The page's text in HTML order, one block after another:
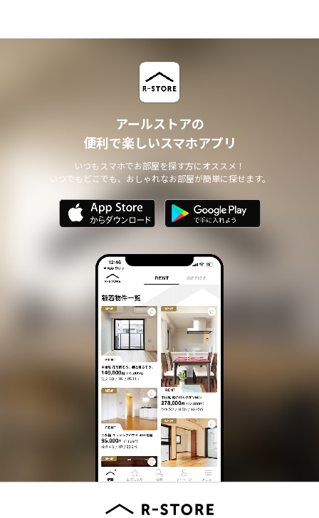
アールストアの
便利で楽しいスマホアプリ
いつもスマホでお部屋を探す方にオススメ！
いつでもどこでも、おしゃれなお部屋が簡単に探せます。